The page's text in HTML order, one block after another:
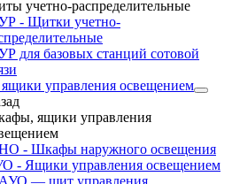
учетно-распределительные
- Щитки учетно-
для базовых станций сотовой
управления освещением
ящики управления
- Шкафы наружного освещения
- Ящики управления освещением
— щит управления